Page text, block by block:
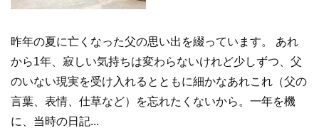
昨年の夏に亡くなった父の思い出を綴っています。 あれ
から1年、寂しい気持ちは変わらないけれど少しずつ、父
のいない現実を受け入れるとともに細かなあれこれ（父の
言葉、表情、仕草など）を忘れたくないから。一年を機
に、当時の日記...